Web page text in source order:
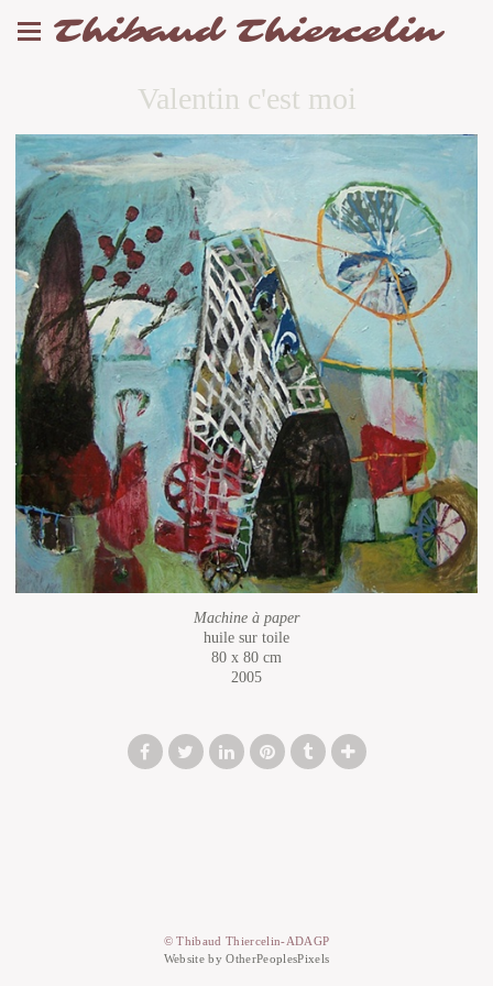
Thibaud Thiercelin
Valentin c'est moi
Machine à paper
huile sur toile
80 x 80 cm
2005
© Thibaud Thiercelin-ADAGP
Website by OtherPeoplesPixels